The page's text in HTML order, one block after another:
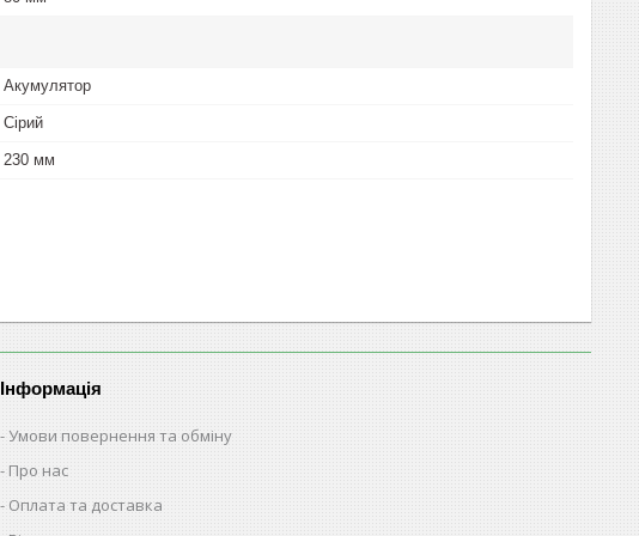
Акумулятор
Сірий
230 мм
Інформація
Умови повернення та обміну
Про нас
Оплата та доставка